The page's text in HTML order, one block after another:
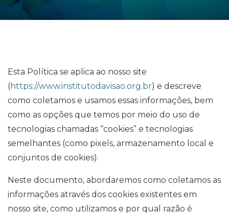
Esta Política se aplica ao nosso site
(https://www.institutodavisao.org.br) e descreve
como coletamos e usamos essas informações, bem
como as opções que temos por meio do uso de
tecnologias chamadas “cookies” e tecnologias
semelhantes (como pixels, armazenamento local e
conjuntos de cookies).
Neste documento, abordaremos como coletamos as
informações através dos cookies existentes em
nosso site, como utilizamos e por qual razão é